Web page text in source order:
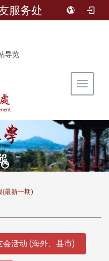
服务处
导览
Toggle
(最新一期)
会活动 (海外、县市)